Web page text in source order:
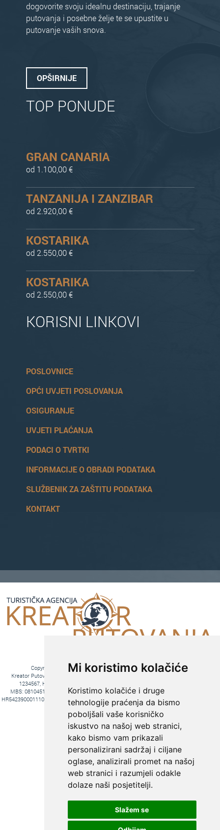
Mi koristimo kolačiće
Koristimo kolačiće i druge
tehnologije praćenja da bismo
poboljšali vaše korisničko
iskustvo na našoj web stranici,
kako bismo vam prikazali
personalizirani sadržaj i ciljane
oglase, analizirali promet na našoj
web stranici i razumjeli odakle
dolaze naši posjetitelji.
Slažem se
KREIRAJTE PUTOVANJE PREMA
SVOJIM ŽELJAMA:
dogovorite svoju idealnu destinaciju, trajanje
putovanja i posebne želje te se upustite u
putovanje vaših snova.
OPŠIRNIJE
TOP PONUDE
GRAN CANARIA
od 1.100,00 €
TANZANIJA I ZANZIBAR
od 2.920,00 €
KOSTARIKA
od 2.550,00 €
KOSTARIKA
od 2.550,00 €
KORISNI LINKOVI
POSLOVNICE
OPĆI UVJETI POSLOVANJA
OSIGURANJE
UVJETI PLAĆANJA
PODACI O TVRTKI
INFORMACIJE O OBRADI PODATAKA
SLUŽBENIK ZA ZAŠTITU PODATAKA
KONTAKT
Copyright © 2016. Kreator Putovanja d.o.o. – Sva prava zadržana
Kreator Putovanja d.o.o. turistička agencija, Jakova Gotovca 6, 10000 Zagreb, MB:
1234567, HR-AB-01-081045102, OIB:44590047047, Trgovački sud u Zagrebu,
MBS: 081045102, Hrvatska Poštanska Banka d.d. Jurišićeva 4, 10000 Zagreb, IBAN
HR5423900011100969366, temeljni kapital 20.000,00 kn uplaćeno u cijelosti, direktori Ana
Pavlović i Hrvoje Bažon, Voditelj poslova Hrvoje Bažon
Fiksni tečaj konverzije: 1€ = 7,53450 kn